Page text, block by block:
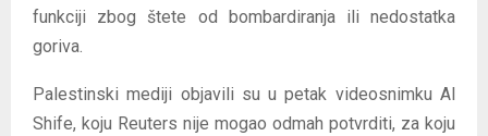
funkciji zbog štete od bombardiranja ili nedostatka
goriva.
Palestinski mediji objavili su u petak videosnimku Al
Shife, koju Reuters nije mogao odmah potvrditi, za koju